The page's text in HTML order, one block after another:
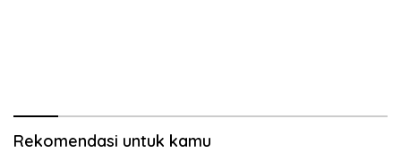
Rekomendasi untuk kamu